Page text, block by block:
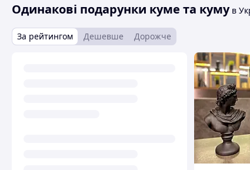
Одинакові подарунки куме та кумув
За рейтингом Дешевше Дорожче